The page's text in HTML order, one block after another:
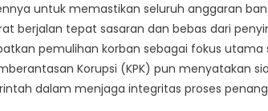
Pemerintah
Pastikan
Pengawasan
Ketat
AnggaranBantuan
untuk memastikan seluruh anggaran
berjalan tepat sasaran dan bebas dari
pemulihan korban sebagai fokus
Korupsi (KPK) pun menyatakan
dalam menjaga integritas proses